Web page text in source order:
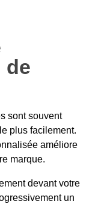
de
sont souvent
plus facilement.
améliore
marque.
devant votre
un